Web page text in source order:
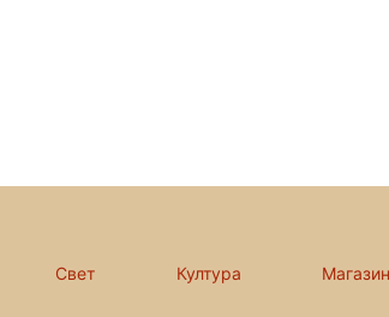
Свет Култура Магазин